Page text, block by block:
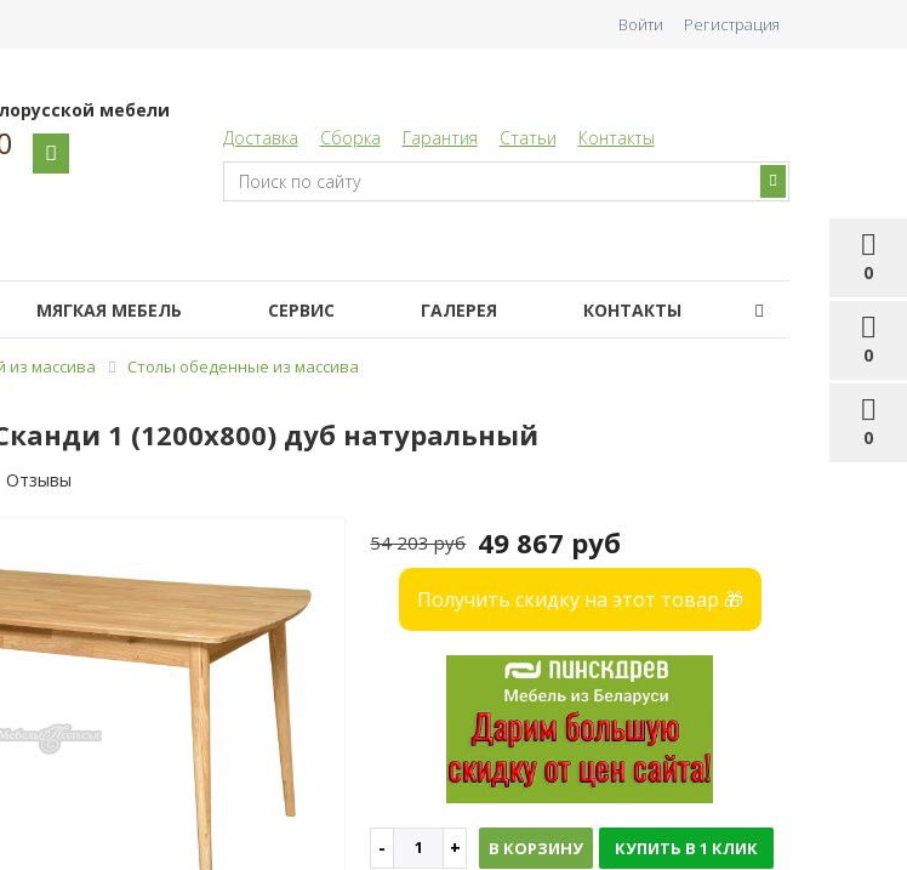
0
0
0
Войти Регистрация
мебели
Доставка Сборка Гарантия Статьи Контакты
МЯГКАЯ МЕБЕЛЬ СЕРВИС ГАЛЕРЕЯ КОНТАКТЫ
из массива
Столы обеденные из массива
1 (1200x800) дуб натуральный
Отзывы
49 867 руб
54 203 руб
Получить скидку на этот товар 🎁
В КОРЗИНУ КУПИТЬ В 1 КЛИК